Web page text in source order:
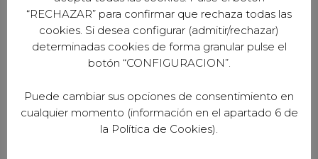
“RECHAZAR” para confirmar que rechaza todas las
cookies. Si desea configurar (admitir/rechazar)
determinadas cookies de forma granular pulse el
botón “CONFIGURACION”.
Puede cambiar sus opciones de consentimiento en
cualquier momento (información en el apartado 6 de
la Política de Cookies).